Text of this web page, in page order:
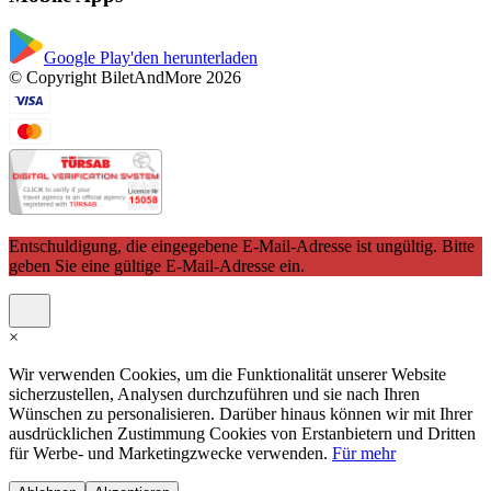
Google Play'den herunterladen
© Copyright BiletAndMore 2026
Entschuldigung, die eingegebene E-Mail-Adresse ist ungültig. Bitte
geben Sie eine gültige E-Mail-Adresse ein.
×
Wir verwenden Cookies, um die Funktionalität unserer Website
sicherzustellen, Analysen durchzuführen und sie nach Ihren
Wünschen zu personalisieren. Darüber hinaus können wir mit Ihrer
ausdrücklichen Zustimmung Cookies von Erstanbietern und Dritten
für Werbe- und Marketingzwecke verwenden. Für mehr